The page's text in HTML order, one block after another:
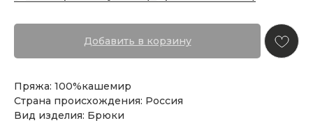
Добавить в корзину
Пряжа: 100%кашемир
Страна происхождения: Россия
Вид изделия: Брюки